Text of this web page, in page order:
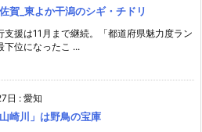
賀_東よか干潟のシギ・チドリ
支援は11月まで継続。「都道府県魅力度ラン
下位になったこ ...
日 : 愛知
崎川」は野鳥の宝庫